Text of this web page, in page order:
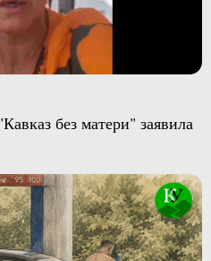
без матери" заявила